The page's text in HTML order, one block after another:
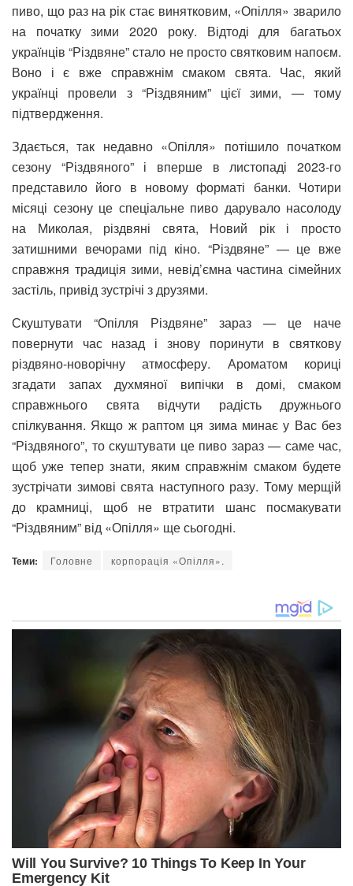
пиво, що раз на рік стає винятковим, «Опілля» зварило
на початку зими 2020 року. Відтоді для багатьох
українців “Різдвяне” стало не просто святковим напоєм.
Воно і є вже справжнім смаком свята. Час, який
українці провели з “Різдвяним” цієї зими, — тому
підтвердження.
Здається, так недавно «Опілля» потішило початком
сезону “Різдвяного” і вперше в листопаді 2023-го
представило його в новому форматі банки. Чотири
місяці сезону це спеціальне пиво дарувало насолоду
на Миколая, різдвяні свята, Новий рік і просто
затишними вечорами під кіно. “Різдвяне” — це вже
справжня традиція зими, невід’ємна частина сімейних
застіль, привід зустрічі з друзями.
Скуштувати “Опілля Різдвяне” зараз — це наче
повернути час назад і знову поринути в святкову
різдвяно-новорічну атмосферу. Ароматом кориці
згадати запах духмяної випічки в домі, смаком
справжнього свята відчути радість дружнього
спілкування. Якщо ж раптом ця зима минає у Вас без
“Різдвяного”, то скуштувати це пиво зараз — саме час,
щоб уже тепер знати, яким справжнім смаком будете
зустрічати зимові свята наступного разу. Тому мерщій
до крамниці, щоб не втратити шанс посмакувати
“Різдвяним” від «Опілля» ще сьогодні.
Теми: Головне корпорація «Опілля».